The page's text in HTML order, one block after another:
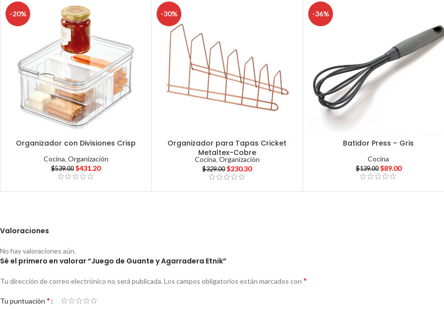
-20%
Organizador con Divisiones Crisp
Cocina, Organización
$539.00 $431.20
-30%
Organizador para Tapas Cricket
Metaltex-Cobre
Cocina, Organización
$329.00 $230.30
-36%
Batidor Press – Gris
Cocina
$139.00 $89.00
Valoraciones
No hay valoraciones aún.
Sé el primero en valorar “Juego de Guante y Agarradera Etnik”
Tu dirección de correo electrónico no será publicada. Los campos obligatorios están marcados con *
Tu puntuación *